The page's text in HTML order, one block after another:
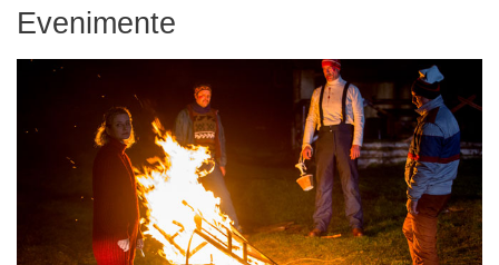
Evenimente